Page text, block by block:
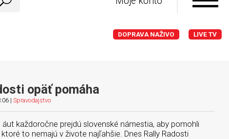
DOPRAVA NAŽIVO LIVE TV
opäť pomáha
| Spravodajstvo
každoročne prejdú slovenské námestia, aby pomohli
to nemajú v živote najľahšie. Dnes Rally Radosti